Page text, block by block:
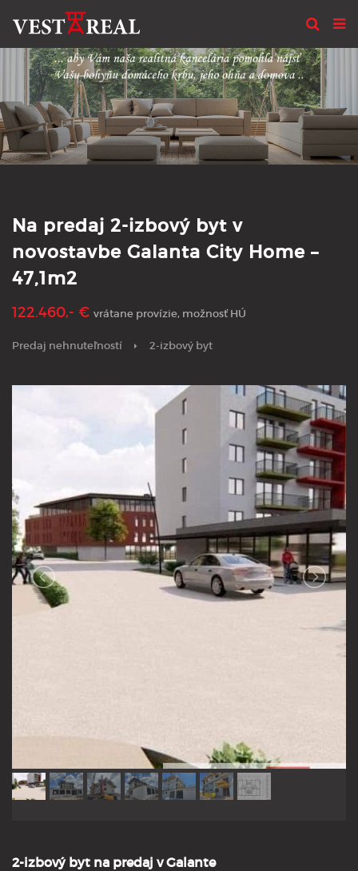
Na predaj 2-izbový byt v
novostavbe Galanta City Home –
47,1m2
122.460,- € vrátane provízie, možnosť HÚ
Predaj nehnuteľností 2-izbový byt
2-izbový byt na predaj v Galante